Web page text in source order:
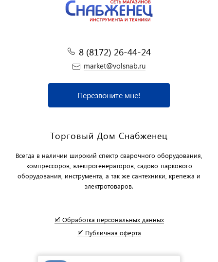
8 (8172) 26-44-24
market@volsnab.ru
Перезвоните мне!
Торговый Дом Снабженец
Всегда в наличии широкий спектр сварочного оборудования,
компрессоров, электрогенераторов, садово-паркового
оборудования, инструмента, а так же сантехники, крепежа и
электротоваров.
🗹 Обработка персональных данных
🗹 Публичная оферта